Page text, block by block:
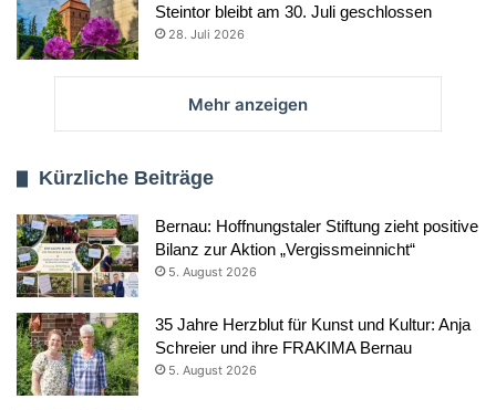
Steintor bleibt am 30. Juli geschlossen
28. Juli 2026
Mehr anzeigen
Kürzliche Beiträge
Bernau: Hoffnungstaler Stiftung zieht positive
Bilanz zur Aktion „Vergissmeinnicht“
5. August 2026
35 Jahre Herzblut für Kunst und Kultur: Anja
Schreier und ihre FRAKIMA Bernau
5. August 2026